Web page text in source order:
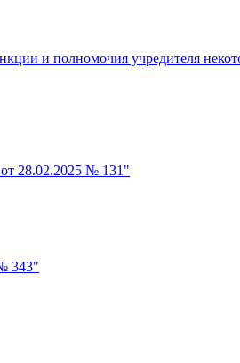
и полномочия учредителя
28.02.2025 № 131"
343"